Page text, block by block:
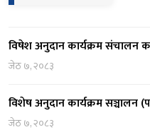
विषेश अनुदान कार्यक्रम संचालन
जेठ ७, २०८३
विशेष अनुदान कार्यक्रम सञ्चालन
जेठ ७, २०८३